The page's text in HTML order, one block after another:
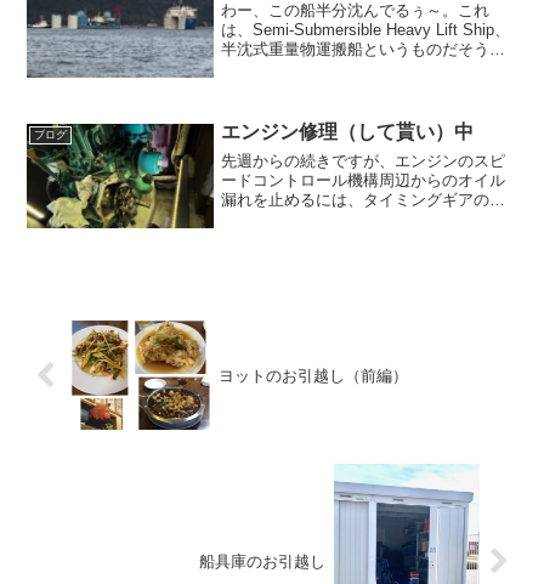
わー、この船半分沈んでるぅ～。これ
は、Semi-Submersible Heavy Lift Ship、
半沈式重量物運搬船というものだそう
ブログ エンジン修理（して貰い）中
先週からの続きですが、エンジンのスピ
ードコントロール機構周辺からのオイル
漏れを止めるには、タイミングギアのカ
ヨットのお引越し（前編）
船具庫のお引越し